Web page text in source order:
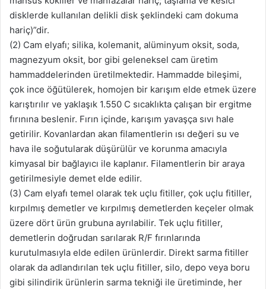
disklerde kullanılan delikli disk şeklindeki cam dokuma
hariç)”dir.
(2) Cam elyafı; silika, kolemanit, alüminyum oksit, soda,
magnezyum oksit, bor gibi geleneksel cam üretim
hammaddelerinden üretilmektedir. Hammadde bileşimi,
çok ince öğütülerek, homojen bir karışım elde etmek üzere
karıştırılır ve yaklaşık 1.550 C sıcaklıkta çalışan bir ergitme
fırınına beslenir. Fırın içinde, karışım yavaşça sıvı hale
getirilir. Kovanlardan akan filamentlerin ısı değeri su ve
hava ile soğutularak düşürülür ve korunma amacıyla
kimyasal bir bağlayıcı ile kaplanır. Filamentlerin bir araya
getirilmesiyle demet elde edilir.
(3) Cam elyafı temel olarak tek uçlu fitiller, çok uçlu fitiller,
kırpılmış demetler ve kırpılmış demetlerden keçeler olmak
üzere dört ürün grubuna ayrılabilir. Tek uçlu fitiller,
demetlerin doğrudan sarılarak R/F fırınlarında
kurutulmasıyla elde edilen ürünlerdir. Direkt sarma fitiller
olarak da adlandırılan tek uçlu fitiller, silo, depo veya boru
gibi silindirik ürünlerin sarma tekniği ile üretiminde, her